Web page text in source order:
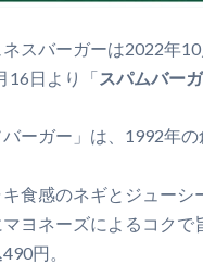
スバーガーは2022年
16日より「スパムバー
バーガー」は、1992年
食感のネギとジュー
ヨネーズによるコクで
円。